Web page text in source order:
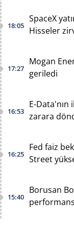
18:05
SpaceX
Hisseler
17:27
Mogan
geriledi
16:53
E-Data'nın
zarara
16:25
Fed faiz
Street
15:40
Borusan